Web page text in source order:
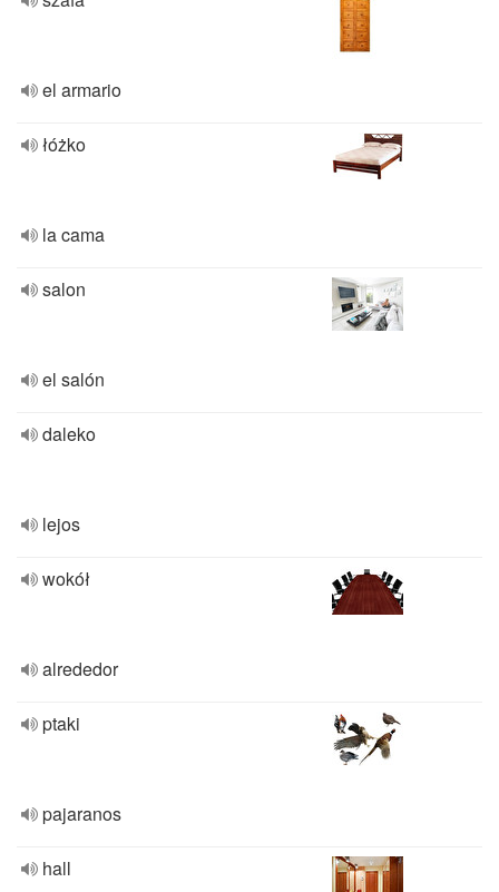
el armario
łóżko
la cama
salon
el salón
daleko
lejos
wokół
alrededor
ptaki
pajaranos
hall